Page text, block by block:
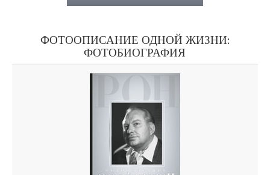
ФОТООПИСАНИЕ ОДНОЙ ЖИЗНИ:
ФОТОБИОГРАФИЯ